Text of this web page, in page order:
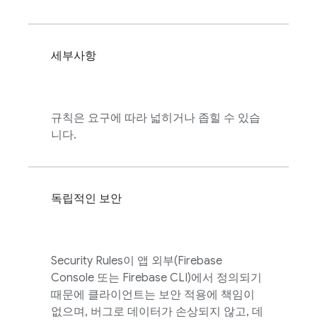
세부사항
규칙은 요구에 따라 넓히거나 좁힐 수 있습
니다.
독립적인 보안
Security Rules이 앱 외부(Firebase
Console 또는 Firebase CLI)에서 정의되기
때문에 클라이언트는 보안 적용에 책임이
없으며, 버그로 데이터가 손상되지 않고, 데